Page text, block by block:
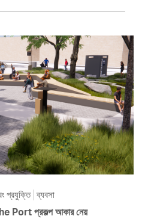
প্রযুক্তি ব্যবসা
The Port প্রকল্প আকার নেয়